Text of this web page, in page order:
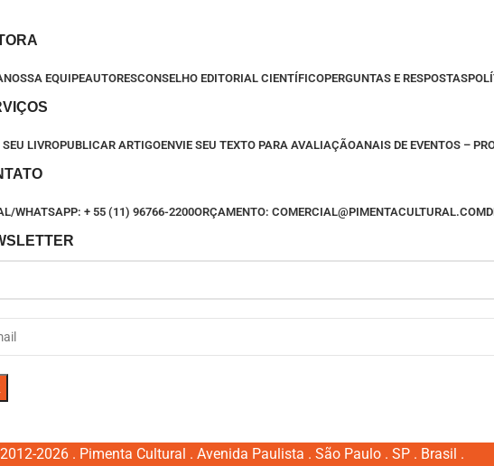
NOSSA EQUIPEAUTORESCONSELHO EDITORIAL CIENTÍFICOPERGUNTAS E RESPOSTAS
LIVROPUBLICAR ARTIGOENVIE SEU TEXTO PARA AVALIAÇÃOANAIS DE EVENTOS –
WHATSAPP: + 55 (11) 96766-2200ORÇAMENTO: COMERCIAL@PIMENTACULTURAL.COM
2012-2026 . Pimenta Cultural . Avenida Paulista . São Paulo . SP . Brasil .